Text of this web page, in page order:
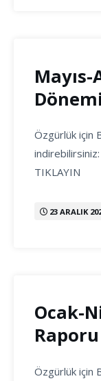
Özgürlük için
indirebilirsiniz:
TIKLAYIN
23 ARALIK
Ocak-
Raporu
Özgürlük için